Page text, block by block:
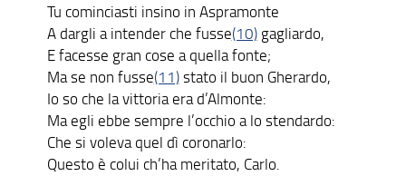
Tu cominciasti insino in Aspramonte
A dargli a intender che fusse(10)gagliardo,
E facesse gran cose a quella fonte;
Ma se non fusse(11)stato il buon Gherardo,
Io so che la vittoria era d’Almonte:
Ma egli ebbe sempre l’occhio a lo stendardo:
Che si voleva quel dì coronarlo:
Questo è colui ch’ha meritato, Carlo.